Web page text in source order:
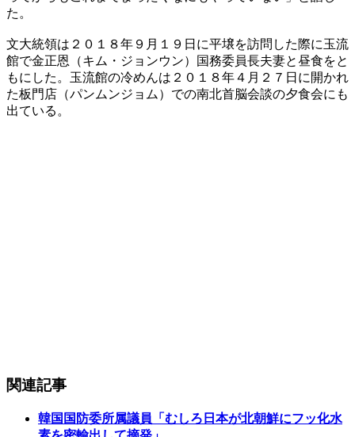
た。
文大統領は２０１８年９月１９日に平壌を訪問した際に玉流
館で金正恩（キム・ジョンウン）国務委員長夫妻と昼食をと
もにした。玉流館の冷めんは２０１８年４月２７日に開かれ
た板門店（パンムンジョム）での南北首脳会談の夕食会にも
出ている。
関連記事
韓国国防委所属議員「むしろ日本が北朝鮮にフッ化水